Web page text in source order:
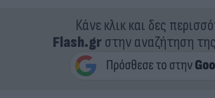
Κάνε κλικ και δες
Flash.grστην αναζήτηση της